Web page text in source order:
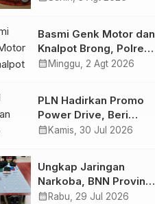
Semakin Skena
Basmi Genk Motor dan
Knalpot Brong, Polres
Tanjab Barat Amankan
calendar_month Minggu, 2 Agt 2026
PLN Hadirkan Promo
Power Drive, Beri
Diskon Tambah Daya
calendar_month Kamis, 30 Jul 2026
Ungkap Jaringan
Narkoba, BNN Provinsi
Jambi dan Bea Cukai
calendar_month Rabu, 29 Jul 2026